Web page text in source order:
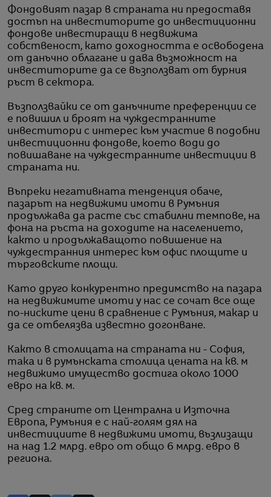
Фондовият пазар в страната ни предоставя
достъп на инвеститорите до инвестиционни
фондове инвестиращи в недвижима
собственост, като доходността е освободена
от данъчно облагане и дава възможност на
инвеститорите да се възползват от бурния
ръст в сектора.
Възползвайки се от данъчните преференции се
е повишил и броят на чуждестранните
инвеститори с интерес към участие в подобни
инвестиционни фондове, което води до
повишаване на чуждестранните инвестиции в
страната ни.
Въпреки негативната тенденция обаче,
пазарът на недвижими имоти в Румъния
продължава да расте със стабилни темпове, на
фона на ръста на доходите на населението,
както и продължаващото повишение на
чуждестранния интерес към офис площите и
търговските площи.
Като друго конкурентно предимство на пазара
на недвижимите имоти у нас се сочат все още
по-ниските цени в сравнение с Румъния, макар и
да се отбелязва известно догонване.
Както в столицата на страната ни - София,
така и в румънската столица цената на кв. м
недвижимо имущество достига около 1000
евро на кв. м.
Сред страните от Централна и Източна
Европа, Румъния е с най-голям дял на
инвестициите в недвижими имоти, възлизащи
на над 1.2 млрд. евро от общо 6 млрд. евро в
региона.